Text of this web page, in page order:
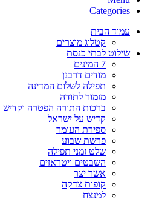
Categories
עמוד הבית
קטלוג מוצרים
שילוט לבתי כנסת
7 המינים
מודים דרבנן
תפילה לשלום המדינה
מזמור לתודה
ברכות התורה הפטרה וקדיש
קדיש על ישראל
ספירת העומר
פרשת שבוע
שלט זמני תפילה
השבטים ויטראזים
אשר יצר
קופות צדקה
למנצח